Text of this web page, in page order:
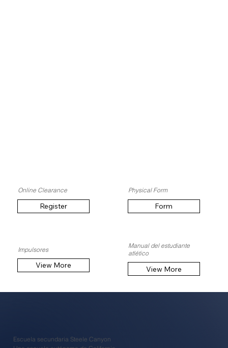
Online Clearance
Register
Physical Form
Form
Impulsores
View More
Manual del estudiante
atlético
View More
Escuela secundaria Steele Canyon